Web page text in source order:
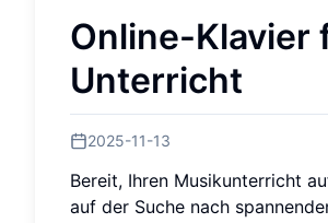
Online-Klavier
Unterricht
2025-11-13
Bereit, Ihren Musikunterricht
auf der Suche nach